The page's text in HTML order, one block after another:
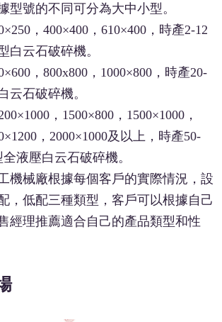
型號的不同可分為大中小型。
，400×400，610×400，時產2-12
白云石破碎機。
，800x800，1000×800，時產20-
云石破碎機。
，1500×800，1500×1000，
，2000×1000及以上，時產50-
液壓白云石破碎機。
機械廠根據每個客戶的實際情況，設
，低配三種類型，客戶可以根據自己
經理推薦適合自己的產品類型和性